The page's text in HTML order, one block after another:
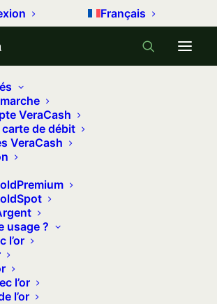
Français
VeraCash
carte de débit
VeraCash
usage ?
l’or
l’or
l’or
by Category "Conjoncture"
des indicateurs
financiers, qui peuvent influencer
précieux.